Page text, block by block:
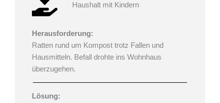
Haushalt mit Kindern
Herausforderung:
Ratten rund um Kompost trotz Fallen und
Hausmitteln. Befall drohte ins Wohnhaus
überzugehen.
Lösung: